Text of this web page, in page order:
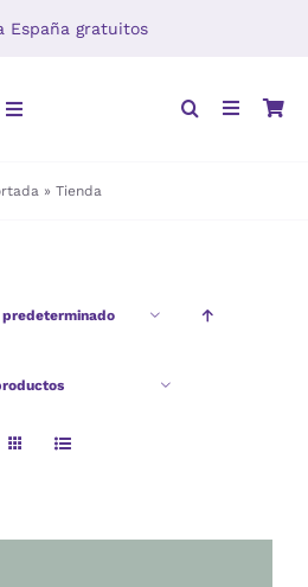
España gratuitos
Toggle
» Tienda
predeterminado